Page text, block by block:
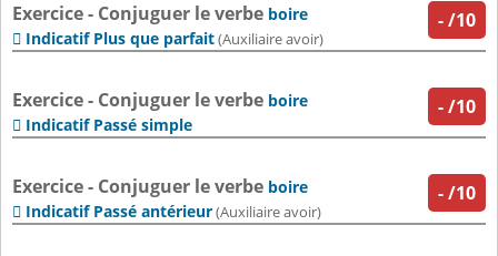
-/10
Exercice - Conjuguer le verbe boire
 Indicatif Plus que parfait(Auxiliaire avoir)
-/10
Exercice - Conjuguer le verbe boire
 Indicatif Passé simple
-/10
Exercice - Conjuguer le verbe boire
 Indicatif Passé antérieur(Auxiliaire avoir)